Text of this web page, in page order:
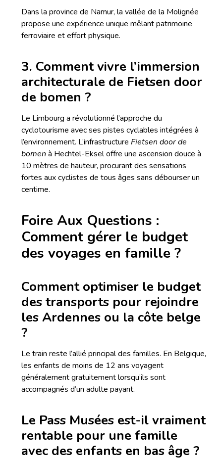
Dans la province de Namur, la vallée de la Molignée
propose une expérience unique mêlant patrimoine
ferroviaire et effort physique.
3. Comment vivre l’immersion
architecturale de Fietsen door
de bomen ?
Le Limbourg a révolutionné l’approche du
cyclotourisme avec ses pistes cyclables intégrées à
l’environnement. L’infrastructure Fietsen door de
bomen à Hechtel-Eksel offre une ascension douce à
10 mètres de hauteur, procurant des sensations
fortes aux cyclistes de tous âges sans débourser un
centime.
Foire Aux Questions :
Comment gérer le budget
des voyages en famille ?
Comment optimiser le budget
des transports pour rejoindre
les Ardennes ou la côte belge
?
Le train reste l’allié principal des familles. En Belgique,
les enfants de moins de 12 ans voyagent
généralement gratuitement lorsqu’ils sont
accompagnés d’un adulte payant.
Le Pass Musées est-il vraiment
rentable pour une famille
avec des enfants en bas âge ?